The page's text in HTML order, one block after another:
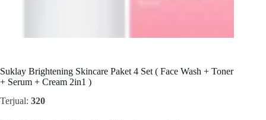
Suklay Brightening Skincare Paket 4 Set ( Face Wash + Toner
+ Serum + Cream 2in1 )
Terjual: 320